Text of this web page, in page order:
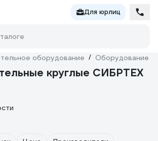
Для юрлиц
оборудование / Оборудование
круглые СИБРТЕХ